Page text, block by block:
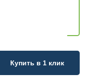
Купить в 1 клик